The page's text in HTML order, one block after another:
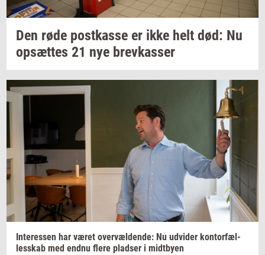
Den røde po­st­kas­se er ikke helt død: Nu
op­sæt­tes 21 nye brev­kas­ser
In­ter­es­sen har været over­væl­den­de: Nu ud­vi­der kon­tor­fæl­
les­skab med endnu flere plad­ser i midt­by­en